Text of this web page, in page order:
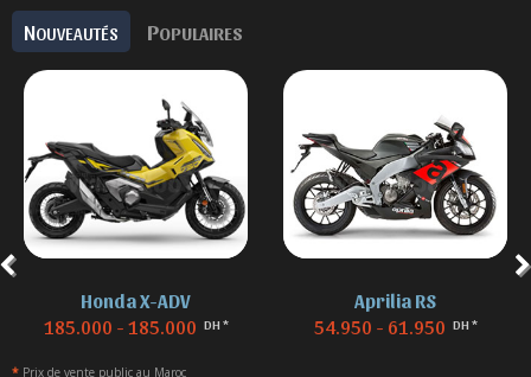
NOUVEAUTÉS POPULAIRES
Aprilia RS
54.950 - 61.950 DH *
BMW F 850
155.000 - 155.000 DH *
* Prix de vente public au Maroc